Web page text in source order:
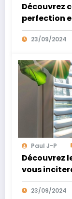
Découvrez
perfection
thermique :
meilleures
23/09/2024
Paul J-P
Découvrez
vous
roulants :
d’énergie et
23/09/2024